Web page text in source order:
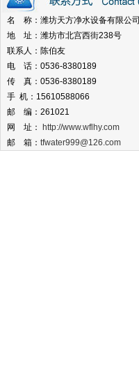
名 称：潍坊天方净水设备有限公司
地 址：潍坊市北宫西街238号
联系人：陈伯友
电 话：0536-8380189
传 真：0536-8380189
手 机：15610588066
邮 编：261021
网 址：
http://www.wflhy.com
邮 箱： tfwater999@126.com